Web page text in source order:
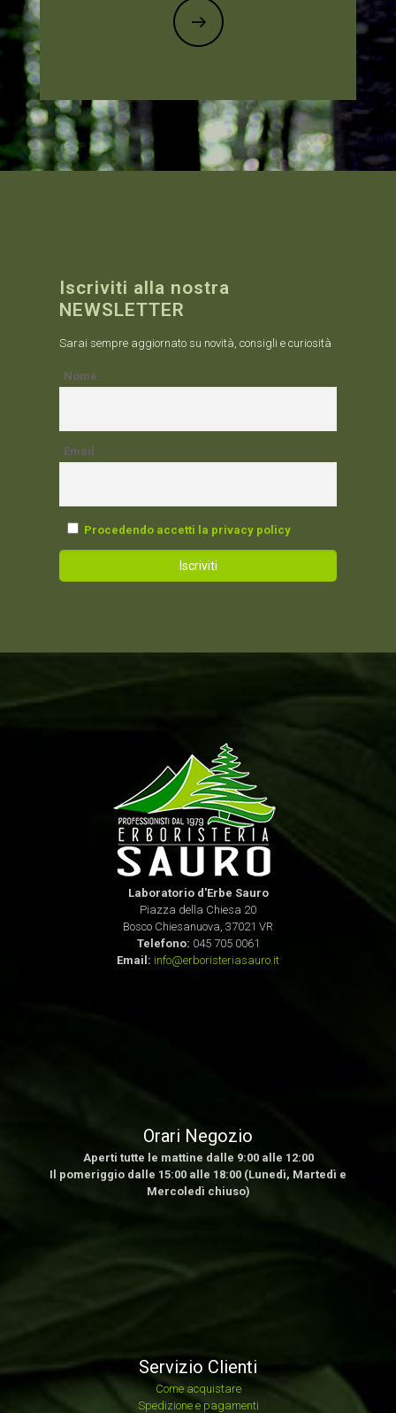
Iscriviti alla nostra
NEWSLETTER
Sarai sempre aggiornato su novità, consigli e curiosità
Nome
Email
Procedendo accetti la privacy policy
Laboratorio d'Erbe Sauro
Piazza della Chiesa 20
Bosco Chiesanuova, 37021 VR
Telefono: 045 705 0061
Email: info@erboristeriasauro.it
Orari Negozio
Aperti tutte le mattine dalle 9:00 alle 12:00
Il pomeriggio dalle 15:00 alle 18:00 (Lunedì, Martedì e
Mercoledì chiuso)
Servizio Clienti
Come acquistare
Spedizione e pagamenti